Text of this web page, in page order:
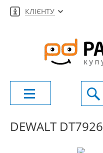
КЛІЄНТУ
DEWALT DT7926